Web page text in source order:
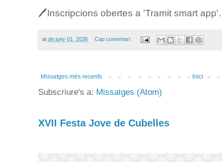
🖊️Inscripcions obertes a 'Tramit smart app'.
at de juny 01, 2026 Cap comentari:
Missatges més recents Inici
Subscriure's a: Missatges (Atom)
XVII Festa Jove de Cubelles